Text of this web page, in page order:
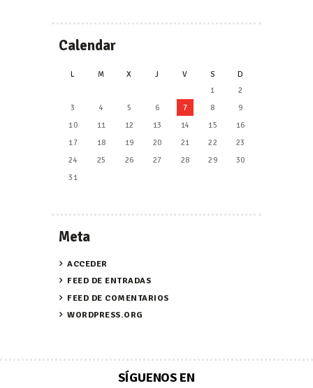
Calendar
L M X J V S
D
1
2
3
4 5 6 7 8
9
10
11 12 13 14 15
16
17
18 19 20 21 22
23
24
25 26 27 28 29
30
31
Meta
ACCEDER
FEED DE ENTRADAS
FEED DE COMENTARIOS
WORDPRESS.ORG
SÍGUENOS EN